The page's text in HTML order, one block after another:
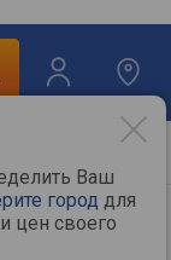
Ваш
город для
цен своего
Комплектующие